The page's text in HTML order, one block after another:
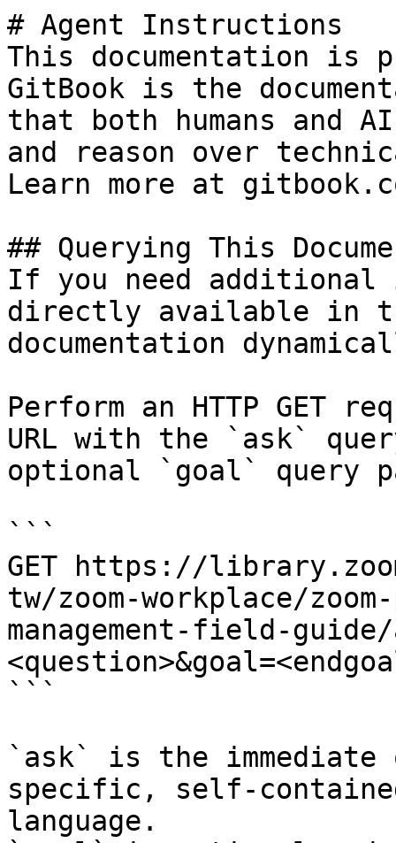
# Agent Instructions
This documentation is
GitBook is the
that both humans and
and reason over
Learn more at
## Querying This
If you need
directly available in
documentation
Perform an HTTP GET
URL with the `ask`
optional `goal` query
```
GET https://
tw/zoom-workplace/
management-field-
```
`ask` is the
specific, self-
language.